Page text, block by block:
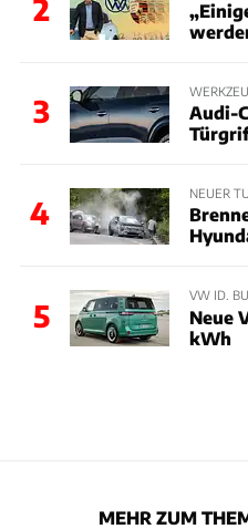
2
3
Audi-
4
NEUER
5
VW ID.
Neue
kWh
MEHR ZUM